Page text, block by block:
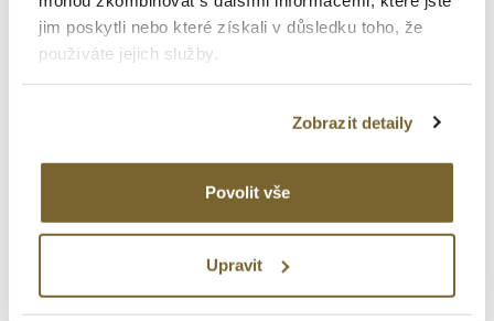
jim poskytli nebo které získali v důsledku toho, že
používáte jejich služby.
Zobrazit detaily
Povolit vše
Upravit